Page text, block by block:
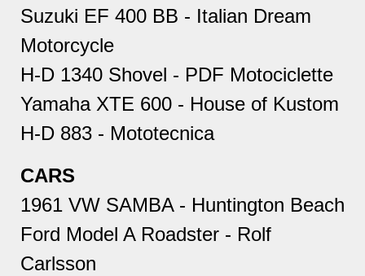
Suzuki EF 400 BB - Italian Dream
Motorcycle
H-D 1340 Shovel - PDF Motociclette
Yamaha XTE 600 - House of Kustom
H-D 883 - Mototecnica
CARS
1961 VW SAMBA - Huntington Beach
Ford Model A Roadster - Rolf
Carlsson